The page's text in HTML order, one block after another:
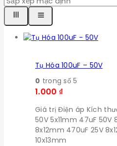
Tụ Hóa 100uF – 50V
0 trong số 5
1.000 ₫
Giá trị Điện áp Kích
50V 5x11mm 47uF 50V
8x12mm 470uF 25V
10x13mm